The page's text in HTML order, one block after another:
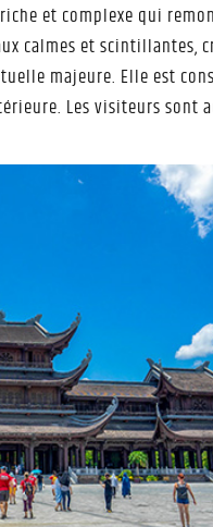
et complexe qui
calmes et scintillantes,
majeure. Elle est
Les visiteurs sont